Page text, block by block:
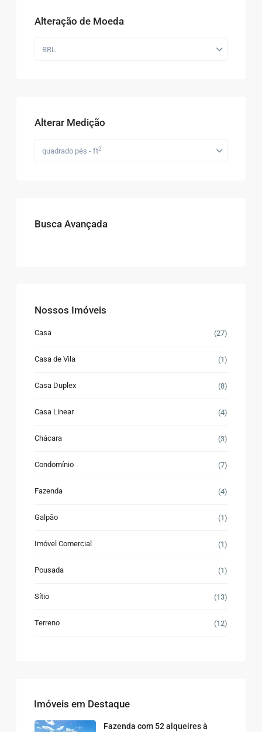
Alteração de Moeda
BRL
Alterar Medição
quadrado pés - ft2
Busca Avançada
Nossos Imóveis
Casa (27)
Casa de Vila (1)
Casa Duplex (8)
Casa Linear (4)
Chácara (3)
Condomínio (7)
Fazenda (4)
Galpão (1)
Imóvel Comercial (1)
Pousada (1)
Sítio (13)
Terreno (12)
Imóveis em Destaque
Fazenda com 52 alqueires à